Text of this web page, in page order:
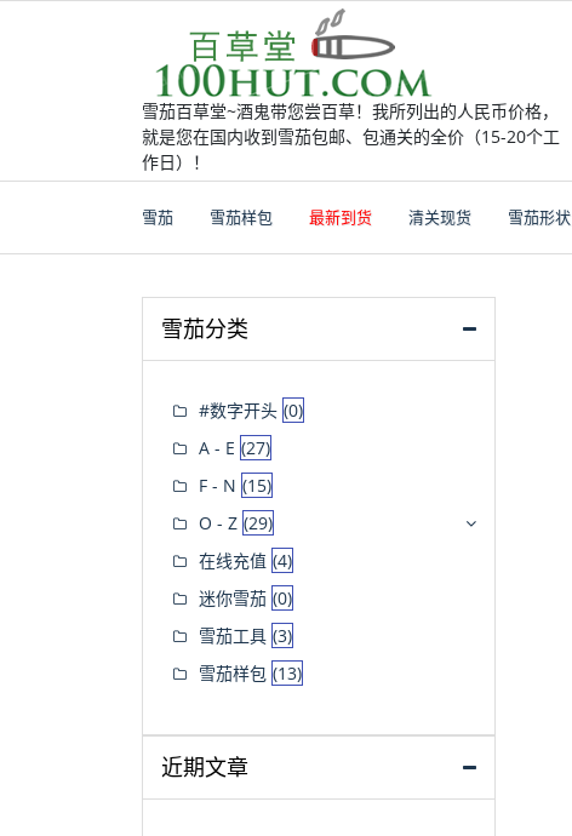
雪茄百草堂~酒鬼带您尝百草！我所列出的人民币价格，
就是您在国内收到雪茄包邮、包通关的全价（15-20个工
作日）！
雪茄 雪茄样包 最新到货 清关现货 雪茄形状
雪茄分类
#数字开头 (0)
A - E (27)
F - N (15)
O - Z (29)
在线充值 (4)
迷你雪茄 (0)
雪茄工具 (3)
雪茄样包 (13)
近期文章